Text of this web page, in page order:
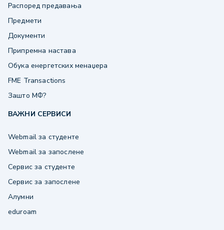
Распоред предавања
Предмети
Документи
Припремна настава
Обука енергетских менаџера
FME Transactions
Зашто МФ?
ВАЖНИ СЕРВИСИ
Webmail за студенте
Webmail за запослене
Сервис за студенте
Сервис за запослене
Алумни
eduroam